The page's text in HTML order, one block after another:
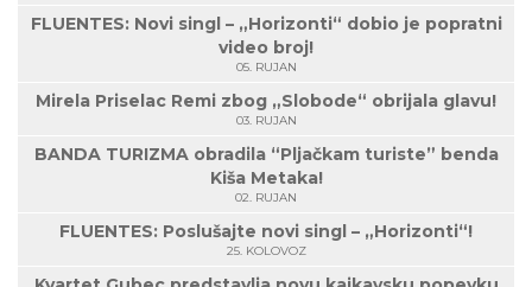
FLUENTES: Novi singl – „Horizonti“ dobio je popratni
video broj!
05. RUJAN
Mirela Priselac Remi zbog „Slobode“ obrijala glavu!
03. RUJAN
BANDA TURIZMA obradila “Pljačkam turiste” benda
Kiša Metaka!
02. RUJAN
FLUENTES: Poslušajte novi singl – „Horizonti“!
25. KOLOVOZ